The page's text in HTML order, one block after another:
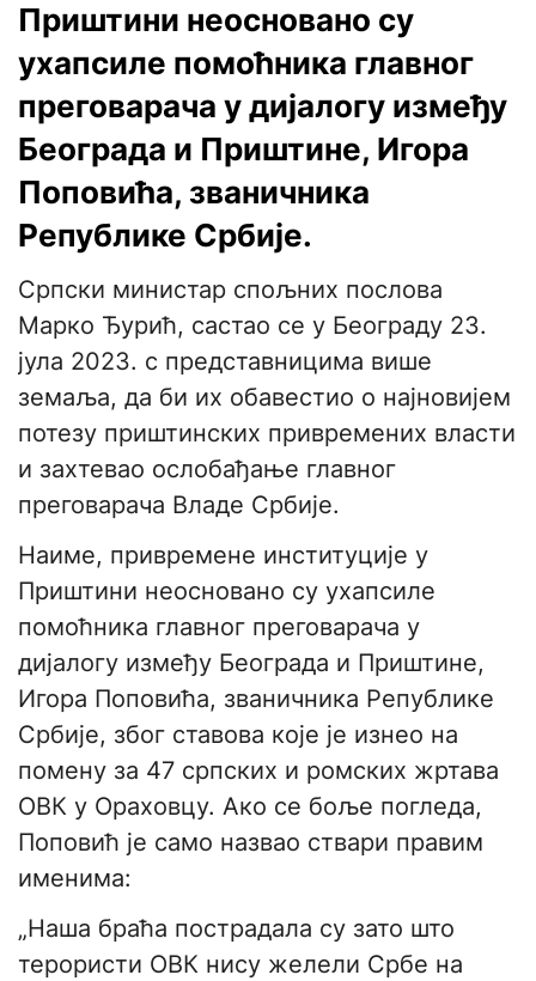
Приштини неосновано су
ухапсиле помоћника главног
преговарача у дијалогу између
Београда и Приштине, Игора
Поповића, званичника
Републике Србије.
Српски министар спољних послова
Марко Ђурић, састао се у Београду 23.
јула 2023. с представницима више
земаља, да би их обавестио о најновијем
потезу приштинских привремених власти
и захтевао ослобађање главног
преговарача Владе Србије.
Наиме, привремене институције у
Приштини неосновано су ухапсиле
помоћника главног преговарача у
дијалогу између Београда и Приштине,
Игора Поповића, званичника Републике
Србије, због ставова које је изнео на
помену за 47 српских и ромских жртава
ОВК у Ораховцу. Ако се боље погледа,
Поповић је само назвао ствари правим
именима:
„Наша браћа пострадала су зато што
терористи ОВК нису желели Србе на